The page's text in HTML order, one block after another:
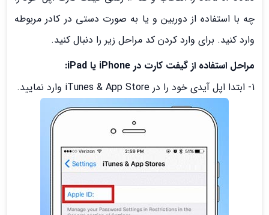
چه با استفاده از دوربین و یا به صورت دستی در کادر مربوطه
وارد کنید. برای وارد کردن کد مراحل زیر را دنبال کنید.
مراحل استفاده از گیفت کارت در iPhone یا iPad
:
1- ابتدا اپل آیدی خود را در iTunes & App Store وارد نمایید.